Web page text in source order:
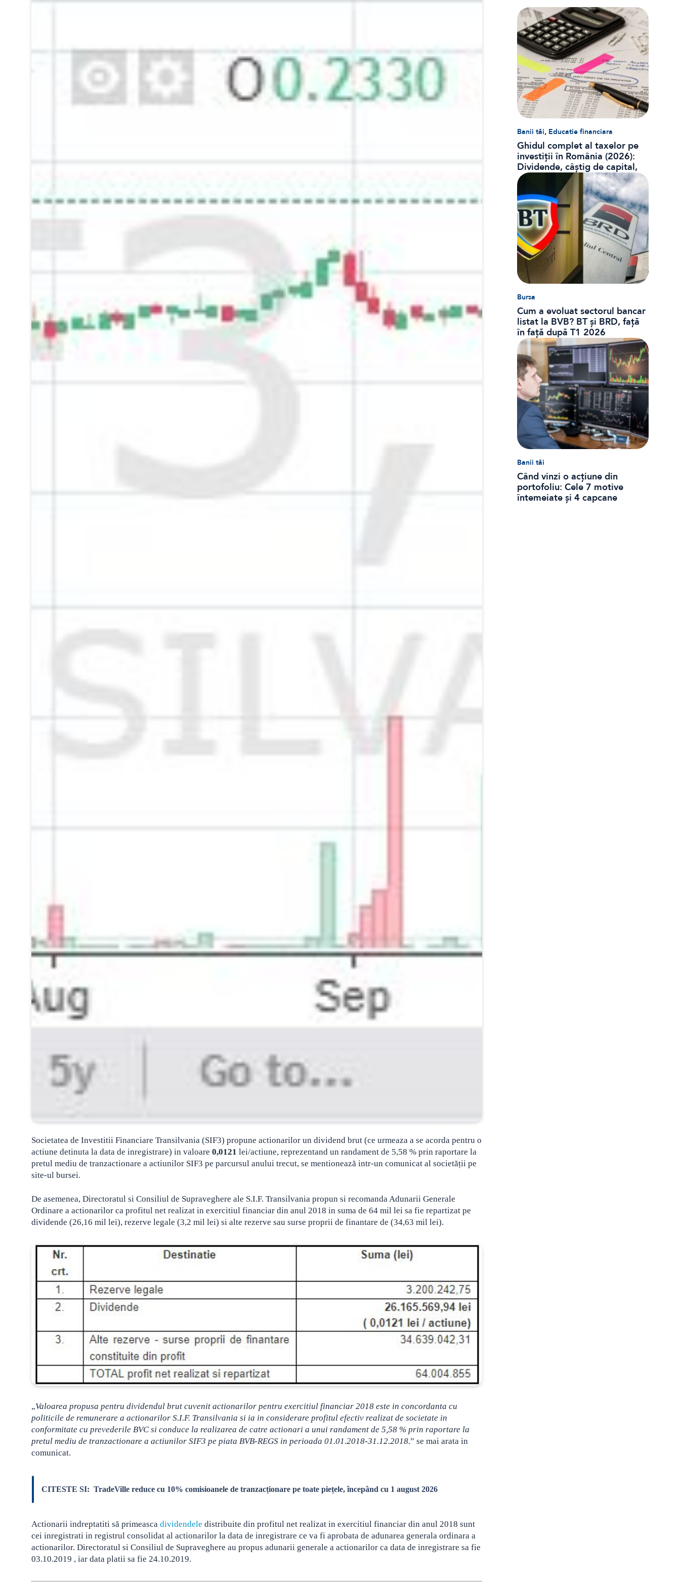
Societatea de Investitii Financiare Transilvania (SIF3) propune actionarilor un dividend brut (ce urmeaza a se acorda pentru o
actiune detinuta la data de inregistrare) in valoare 0,0121 lei/actiune, reprezentand un randament de 5,58 % prin raportare la
pretul mediu de tranzactionare a actiunilor SIF3 pe parcursul anului trecut, se mentionează intr-un comunicat al societății pe
site-ul bursei.
De asemenea, Directoratul si Consiliul de Supraveghere ale S.I.F. Transilvania propun si recomanda Adunarii Generale
Ordinare a actionarilor ca profitul net realizat in exercitiul financiar din anul 2018 in suma de 64 mil lei sa fie repartizat pe
dividende (26,16 mil lei), rezerve legale (3,2 mil lei) si alte rezerve sau surse proprii de finantare de (34,63 mil lei).
„Valoarea propusa pentru dividendul brut cuvenit actionarilor pentru exercitiul financiar 2018 este in concordanta cu
politicile de remunerare a actionarilor S.I.F. Transilvania si ia in considerare profitul efectiv realizat de societate in
conformitate cu prevederile BVC si conduce la realizarea de catre actionari a unui randament de 5,58 % prin raportare la
pretul mediu de tranzactionare a actiunilor SIF3 pe piata BVB-REGS in perioada 01.01.2018-31.12.2018.” se mai arata in
comunicat.
CITESTE SI: TradeVille reduce cu 10% comisioanele de tranzacționare pe toate piețele, începând cu 1 august 2026
Actionarii indreptatiti să primeasca dividendele distribuite din profitul net realizat in exercitiul financiar din anul 2018 sunt
cei inregistrati in registrul consolidat al actionarilor la data de inregistrare ce va fi aprobata de adunarea generala ordinara a
actionarilor. Directoratul si Consiliul de Supraveghere au propus adunarii generale a actionarilor ca data de inregistrare sa fie
03.10.2019 , iar data platii sa fie 24.10.2019.
Banii tăi, Educatie financiara
Ghidul complet al taxelor pe
investiții în România (2026):
Dividende, câștig de capital,
dobânzi și CASS
Bursa
Cum a evoluat sectorul bancar
listat la BVB? BT și BRD, față
în față după T1 2026
Banii tăi
Când vinzi o acțiune din
portofoliu: Cele 7 motive
întemeiate și 4 capcane